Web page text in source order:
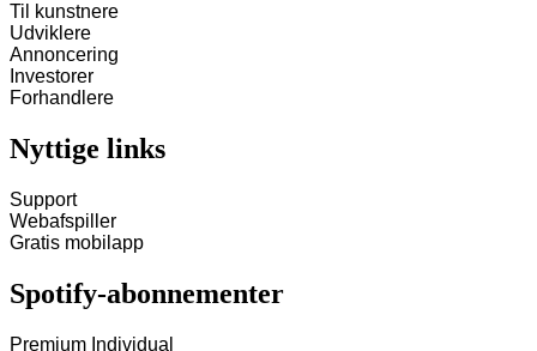
Til kunstnere
Udviklere
Annoncering
Investorer
Forhandlere
Nyttige links
Support
Webafspiller
Gratis mobilapp
Spotify-abonnementer
Premium Individual